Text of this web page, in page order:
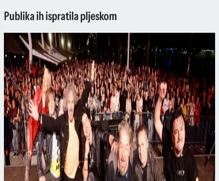
Publika ih ispratila pljeskom